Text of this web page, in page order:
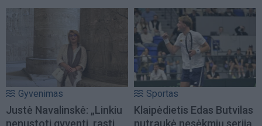
Gyvenimas
Justė Navalinskė: „Linkiu
nenustoti gyventi, rasti
Sportas
Klaipėdietis Edas Butvilas
nutraukė nesėkmių seriją